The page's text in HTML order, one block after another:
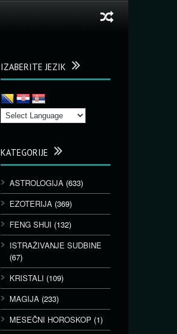
IZABERITE JEZIK
KATEGORIJE
ASTROLOGIJA (633)
EZOTERIJA (369)
FENG SHUI (132)
ISTRAŽIVANJE SUDBINE
(67)
KRISTALI (109)
MAGIJA (233)
MESEČNI HOROSKOP (1)